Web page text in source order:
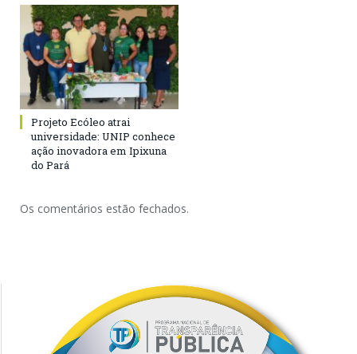
Projeto Ecóleo atrai
universidade: UNIP conhece
ação inovadora em Ipixuna
do Pará
Os comentários estão fechados.